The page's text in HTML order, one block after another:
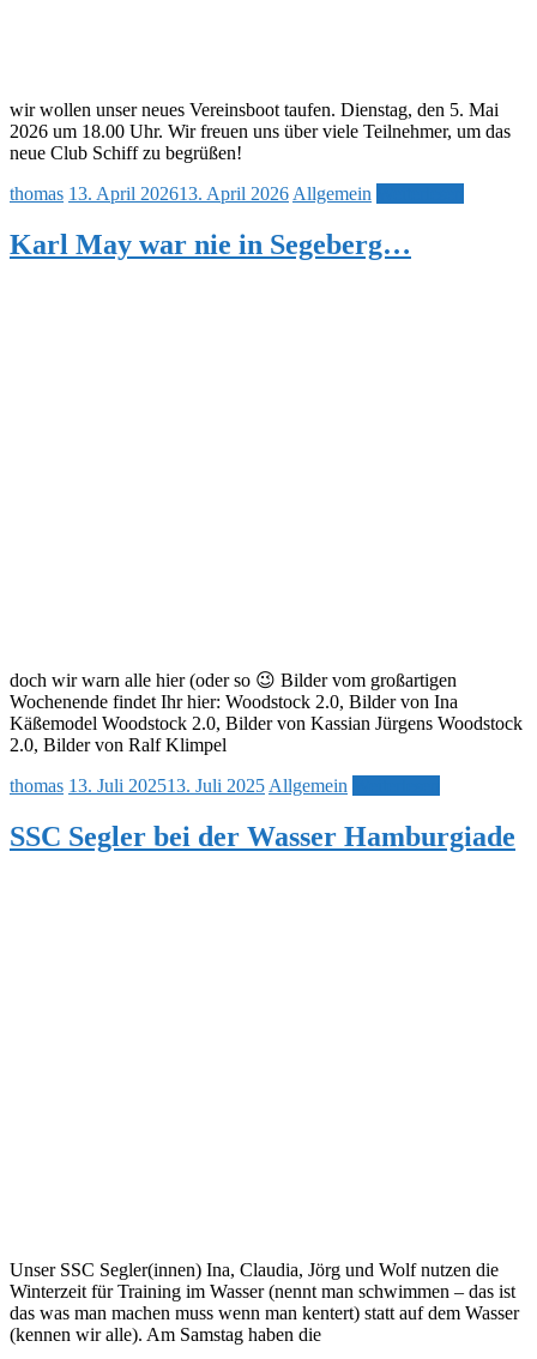
wir wollen unser neues Vereinsboot taufen. Dienstag, den 5. Mai
2026 um 18.00 Uhr. Wir freuen uns über viele Teilnehmer, um das
neue Club Schiff zu begrüßen!
thomas 13. April 202613. April 2026 Allgemein
Karl May war nie in Segeberg…
doch wir warn alle hier (oder so 😉 Bilder vom großartigen
Wochenende findet Ihr hier: Woodstock 2.0, Bilder von Ina
Käßemodel Woodstock 2.0, Bilder von Kassian Jürgens Woodstock
2.0, Bilder von Ralf Klimpel
thomas 13. Juli 202513. Juli 2025 Allgemein
SSC Segler bei der Wasser Hamburgiade
Unser SSC Segler(innen) Ina, Claudia, Jörg und Wolf nutzen die
Winterzeit für Training im Wasser (nennt man schwimmen – das ist
das was man machen muss wenn man kentert) statt auf dem Wasser
(kennen wir alle). Am Samstag haben die